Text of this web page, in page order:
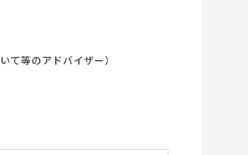
て等のアドバイザー）